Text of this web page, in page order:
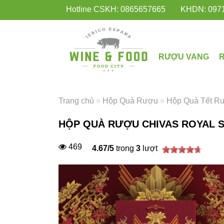
Hotline CSKH: 0865657665 KHDN:
RƯỢU VANG
Trang chủ » Hộp Quà Rượu » Hộp Quà Tết
HỘP QUÀ RƯỢU CHIVAS ROYAL
469 4.67/5 trong 3 lượt